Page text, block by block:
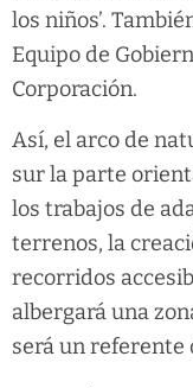
los niños’.
Equipo de
Corporación.
Así, el arco de
sur la parte
los trabajos de
terrenos, la
recorridos
albergará una
será un referente